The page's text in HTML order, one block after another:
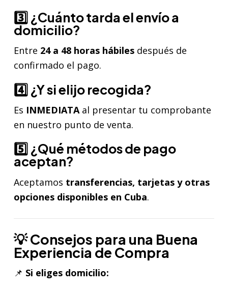
3️⃣ ¿Cuánto tarda el envío a
domicilio?
Entre 24 a 48 horas hábiles después de
confirmado el pago.
4️⃣ ¿Y si elijo recogida?
Es INMEDIATAal presentar tu comprobante
en nuestro punto de venta.
5️⃣ ¿Qué métodos de pago
aceptan?
Aceptamos transferencias, tarjetas y otras
opciones disponibles en Cuba.
💡 Consejos para una Buena
Experiencia de Compra
📌 Si eliges domicilio: